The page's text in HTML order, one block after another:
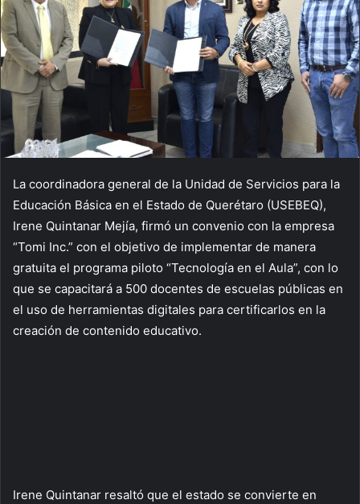
La coordinadora general de la Unidad de Servicios para la
Educación Básica en el Estado de Querétaro (USEBEQ),
Irene Quintanar Mejía, firmó un convenio con la empresa
“Tomi Inc.” con el objetivo de implementar de manera
gratuita el programa piloto “Tecnología en el Aula”, con lo
que se capacitará a 500 docentes de escuelas públicas en
el uso de herramientas digitales para certificarlos en la
creación de contenido educativo.
Irene Quintanar resaltó que el estado se convierte en